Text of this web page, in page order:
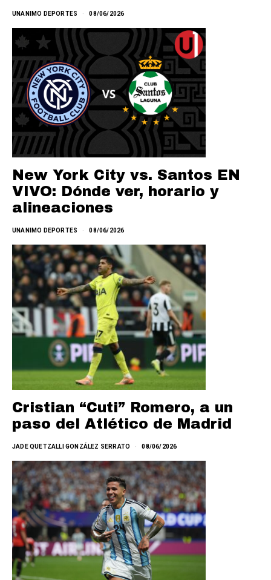
UNANIMO DEPORTES 08/06/2026
New York City vs. Santos EN
VIVO: Dónde ver, horario y
alineaciones
UNANIMO DEPORTES 08/06/2026
Cristian “Cuti” Romero, a un
paso del Atlético de Madrid
JADE QUETZALLI GONZÁLEZ SERRATO 08/06/2026